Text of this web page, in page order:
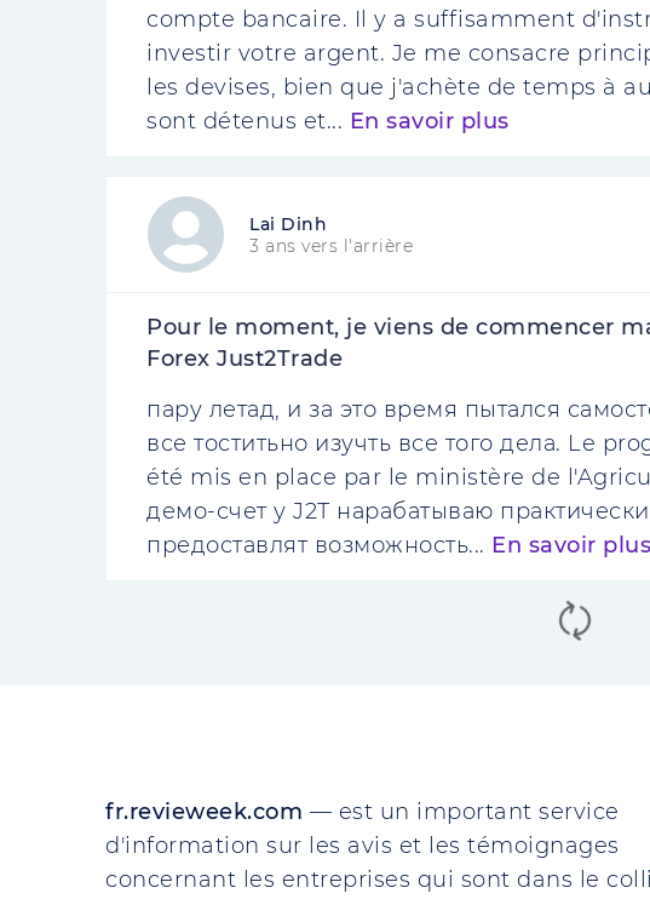
compte bancaire. Il y a suffisamment
investir votre argent. Je me consacre
les devises, bien que j'achète de temps à
sont détenus et... En savoir plus
Lai Dinh
3 ans vers l'arrière
Pour le moment, je viens de commencer
Forex Just2Trade
пару летад, и за это время пытался
все тоститьно изучть все того дела. Le
été mis en place par le ministère de
демо-счет у J2Т нарабатываю
предоставлят возможность... En savoir plus
fr.revieweek.com — est un important service
d'information sur les avis et les témoignages
concernant les entreprises qui sont dans le